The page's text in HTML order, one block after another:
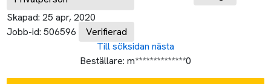
Skapad: 25 apr, 2020
Jobb-id: 506596 Verifierad
Till söksidan nästa
Beställare: m**************0